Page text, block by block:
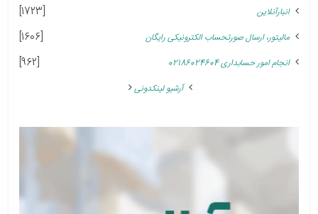
انبارآنلاین [1723]
مالیتور، ارسال صورتحساب الکترونیکی رایگان [1606]
انجام امور حسابداری 02186024604 [962]
آرشیو لینکدونی